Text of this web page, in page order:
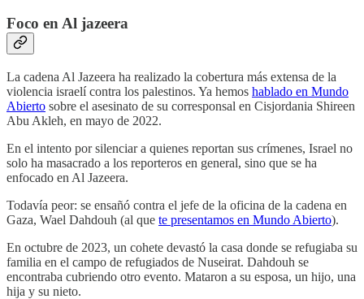
Foco en Al jazeera
La cadena Al Jazeera ha realizado la cobertura más extensa de la
violencia israelí contra los palestinos. Ya hemos hablado en Mundo
Abierto sobre el asesinato de su corresponsal en Cisjordania Shireen
Abu Akleh, en mayo de 2022.
En el intento por silenciar a quienes reportan sus crímenes, Israel no
solo ha masacrado a los reporteros en general, sino que se ha
enfocado en Al Jazeera.
Todavía peor: se ensañó contra el jefe de la oficina de la cadena en
Gaza, Wael Dahdouh (al que te presentamos en Mundo Abierto).
En octubre de 2023, un cohete devastó la casa donde se refugiaba su
familia en el campo de refugiados de Nuseirat. Dahdouh se
encontraba cubriendo otro evento. Mataron a su esposa, un hijo, una
hija y su nieto.